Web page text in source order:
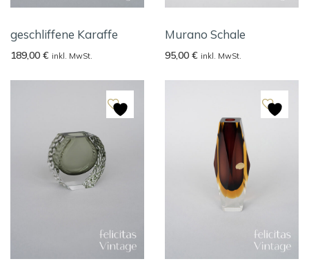
geschliffene Karaffe
189,00 € inkl. MwSt.
Murano Schale
95,00 € inkl. MwSt.